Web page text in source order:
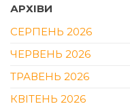
АРХІВИ
СЕРПЕНЬ 2026
ЧЕРВЕНЬ 2026
ТРАВЕНЬ 2026
КВІТЕНЬ 2026